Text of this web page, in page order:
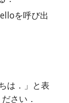
を呼び出
は．」と表
さい．